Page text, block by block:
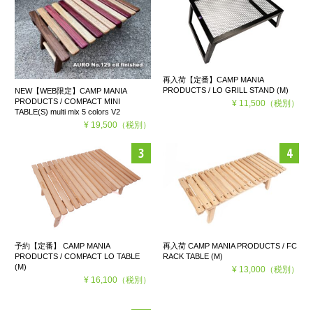
NEW【WEB限定】CAMP MANIA
PRODUCTS / COMPACT MINI
TABLE(S) multi mix 5 colors V2
¥ 19,500（税別）
再入荷【定番】CAMP MANIA
PRODUCTS / LO GRILL STAND (M)
¥ 11,500（税別）
予約【定番】 CAMP MANIA
PRODUCTS / COMPACT LO TABLE
(M)
¥ 16,100（税別）
再入荷 CAMP MANIA PRODUCTS / FC
RACK TABLE (M)
¥ 13,000（税別）